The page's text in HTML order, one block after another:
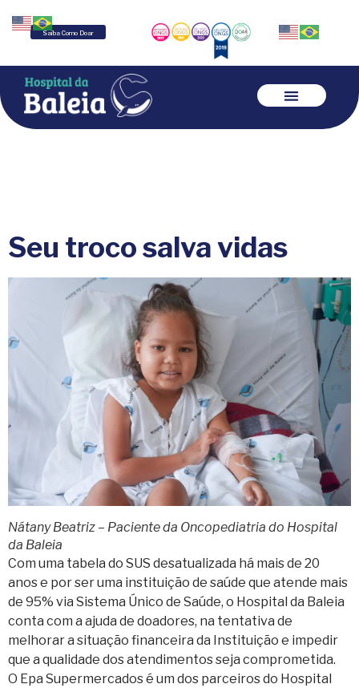
Saiba Como Doar
Seu troco salva vidas
Nátany Beatriz – Paciente da Oncopediatria do Hospital
da Baleia
Com uma tabela do SUS desatualizada há mais de 20
anos e por ser uma instituição de saúde que atende mais
de 95% via Sistema Único de Saúde, o Hospital da Baleia
conta com a ajuda de doadores, na tentativa de
melhorar a situação financeira da Instituição e impedir
que a qualidade dos atendimentos seja comprometida.
O Epa Supermercados é um dos parceiros do Hospital